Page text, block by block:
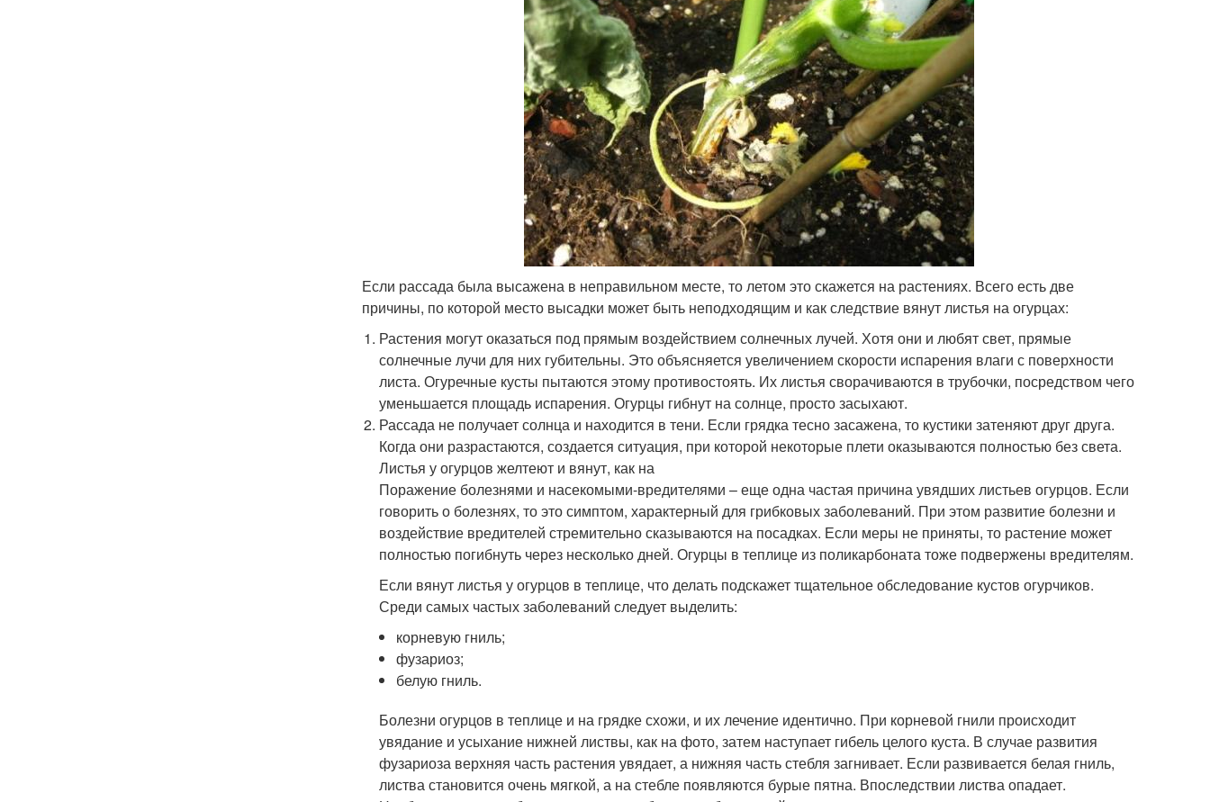
Если рассада была высажена в неправильном месте, то летом это скажется на растениях. Всего есть две
причины, по которой место высадки может быть неподходящим и как следствие вянут листья на огурцах:
Растения могут оказаться под прямым воздействием солнечных лучей. Хотя они и любят свет, прямые
солнечные лучи для них губительны. Это объясняется увеличением скорости испарения влаги с поверхности
листа. Огуречные кусты пытаются этому противостоять. Их листья сворачиваются в трубочки, посредством чего
уменьшается площадь испарения. Огурцы гибнут на солнце, просто засыхают.
Рассада не получает солнца и находится в тени. Если грядка тесно засажена, то кустики затеняют друг друга.
Когда они разрастаются, создается ситуация, при которой некоторые плети оказываются полностью без света.
Листья у огурцов желтеют и вянут, как на
Поражение болезнями и насекомыми-вредителями – еще одна частая причина увядших листьев огурцов. Если
говорить о болезнях, то это симптом, характерный для грибковых заболеваний. При этом развитие болезни и
воздействие вредителей стремительно сказываются на посадках. Если меры не приняты, то растение может
полностью погибнуть через несколько дней. Огурцы в теплице из поликарбоната тоже подвержены вредителям.
Если вянут листья у огурцов в теплице, что делать подскажет тщательное обследование кустов огурчиков.
Среди самых частых заболеваний следует выделить:
корневую гниль;
фузариоз;
белую гниль.
Болезни огурцов в теплице и на грядке схожи, и их лечение идентично. При корневой гнили происходит
увядание и усыхание нижней листвы, как на фото, затем наступает гибель целого куста. В случае развития
фузариоза верхняя часть растения увядает, а нижняя часть стебля загнивает. Если развивается белая гниль,
листва становится очень мягкой, а на стебле появляются бурые пятна. Впоследствии листва опадает.